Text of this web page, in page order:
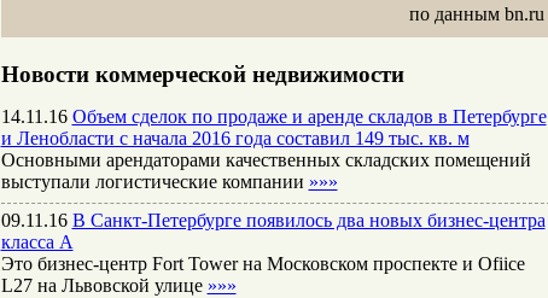
по данным bn.ru
Новости коммерческой недвижимости
14.11.16 Объем сделок по продаже и аренде складов в Петербурге
и Ленобласти с начала 2016 года составил 149 тыс. кв. м
Основными арендаторами качественных складских помещений
выступали логистические компании »»»
09.11.16 В Санкт-Петербурге появилось два новых бизнес-центра
класса А
Это бизнес-центр Fort Tower на Московском проспекте и Ofiice
L27 на Львовской улице »»»